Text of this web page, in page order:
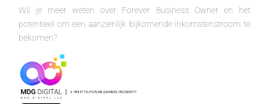
Wil je meer weten over Forever Business Owner en het
potentieel om een aanzienlijk bijkomende inkomstenstroom te
bekomen?